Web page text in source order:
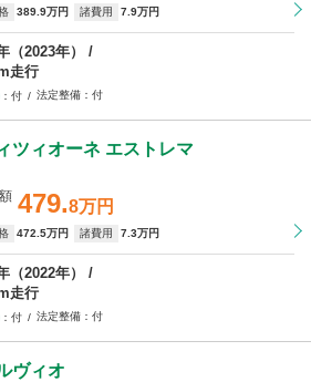
389 .9万円 諸費用 7 .9万円
（2023年）
走行
付 法定整備 付
ツィオーネ エストレマ
479.8万円
472 .5万円 諸費用 7 .3万円
（2022年）
走行
付 法定整備 付
ヴィオ